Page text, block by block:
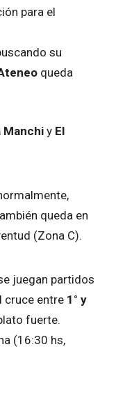
para el
su
queda
Manchiy El
queda en
(Zona C).
juegan partidos
cruce entre 1° y
fuerte.
(16:30 hs,